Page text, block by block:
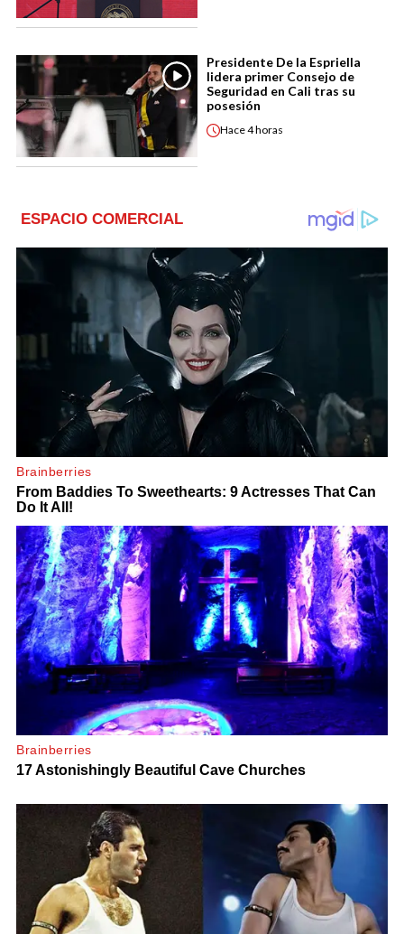
Presidente De la Espriella
lidera primer Consejo de
Seguridad en Cali tras su
posesión
Hace4 horas